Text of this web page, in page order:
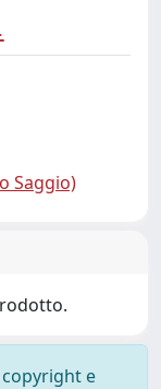
Saggio)
e